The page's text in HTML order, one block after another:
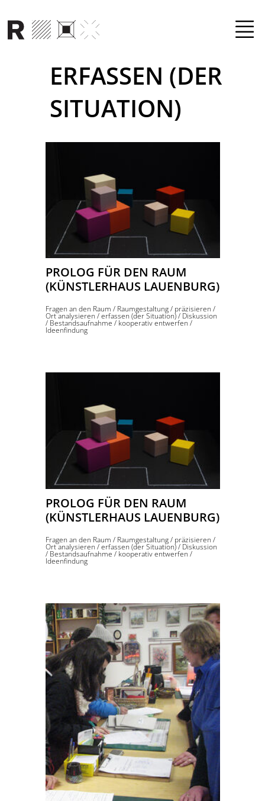
ERFASSEN (DER
SITUATION)
PROLOG FÜR DEN RAUM
(KÜNSTLERHAUS LAUENBURG)
Fragen an den Raum / Raumgestaltung/ präzisieren /
Ort analysieren /erfassen (der Situation)/ Diskussion
/ Bestandsaufnahme / kooperativ entwerfen /
Ideenfindung
PROLOG FÜR DEN RAUM
(KÜNSTLERHAUS LAUENBURG)
Fragen an den Raum / Raumgestaltung/ präzisieren /
Ort analysieren /erfassen (der Situation)/ Diskussion
/ Bestandsaufnahme / kooperativ entwerfen /
Ideenfindung